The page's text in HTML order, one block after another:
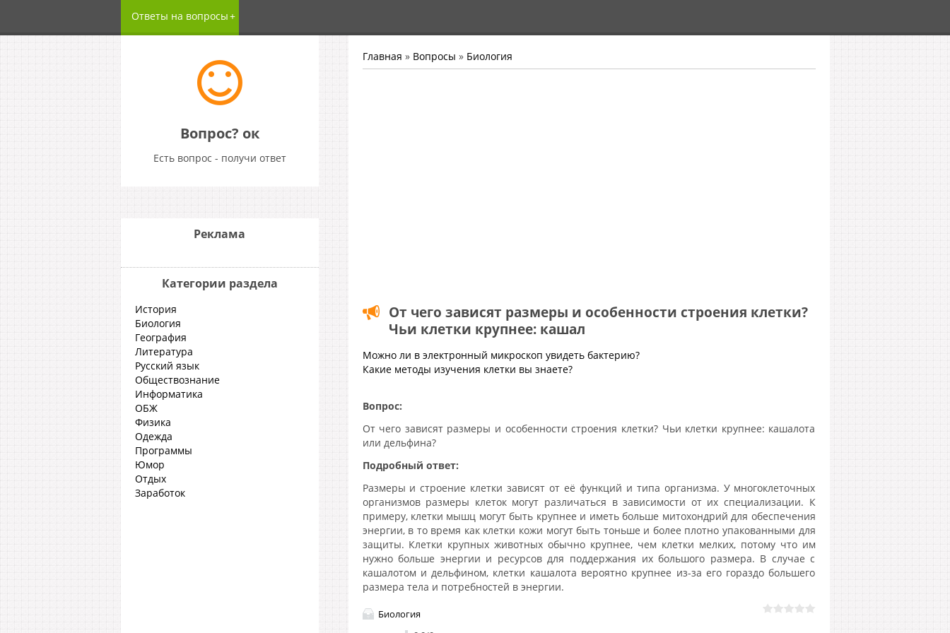
Ответы на вопросы
Вопрос? ок
Есть вопрос - получи ответ
Главная » Вопросы » Биология
От чего зависят размеры и особенности строения клетки?
Чьи клетки крупнее: кашал
Можно ли в электронный микроскоп увидеть бактерию?
Какие методы изучения клетки вы знаете?
Вопрос:
От чего зависят размеры и особенности строения клетки? Чьи клетки крупнее: кашалота
или дельфина?
Подробный ответ:
Размеры и строение клетки зависят от её функций и типа организма. У многоклеточных
организмов размеры клеток могут различаться в зависимости от их специализации. К
примеру, клетки мышц могут быть крупнее и иметь больше митохондрий для обеспечения
энергии, в то время как клетки кожи могут быть тоньше и более плотно упакованными для
защиты. Клетки крупных животных обычно крупнее, чем клетки мелких, потому что им
нужно больше энергии и ресурсов для поддержания их большого размера. В случае с
кашалотом и дельфином, клетки кашалота вероятно крупнее из-за его гораздо большего
размера тела и потребностей в энергии.
Биология
Реклама
Категории раздела
История
Биология
География
Литература
Русский язык
Обществознание
Информатика
ОБЖ
Физика
Одежда
Программы
Юмор
Отдых
Заработок